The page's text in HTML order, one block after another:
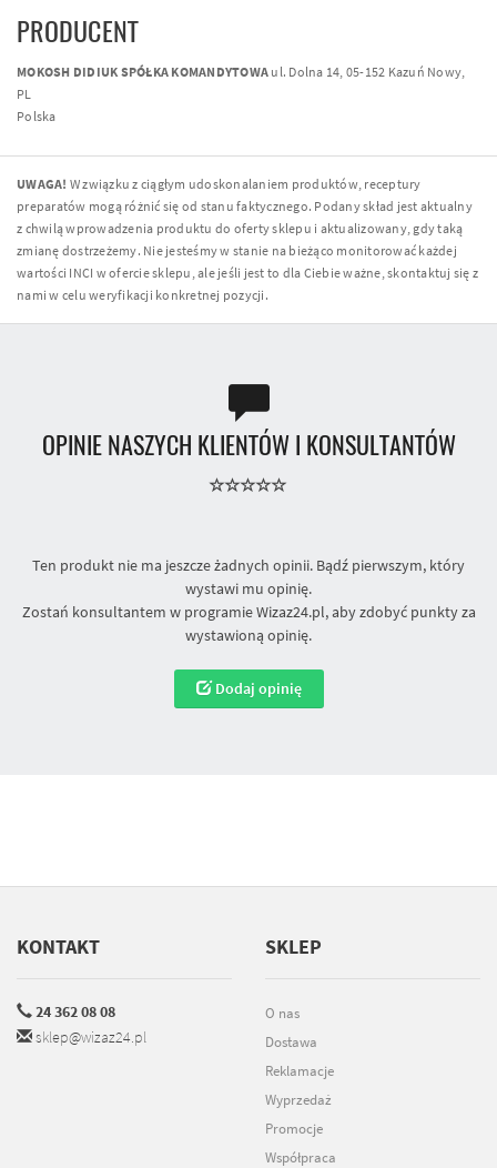
PRODUCENT
MOKOSH DIDIUK SPÓŁKA KOMANDYTOWA ul. Dolna 14, 05-152 Kazuń Nowy,
PL
Polska
UWAGA! W związku z ciągłym udoskonalaniem produktów, receptury
preparatów mogą różnić się od stanu faktycznego. Podany skład jest aktualny
z chwilą wprowadzenia produktu do oferty sklepu i aktualizowany, gdy taką
zmianę dostrzeżemy. Nie jesteśmy w stanie na bieżąco monitorować każdej
wartości INCI w ofercie sklepu, ale jeśli jest to dla Ciebie ważne, skontaktuj się z
nami w celu weryfikacji konkretnej pozycji.
OPINIE NASZYCH KLIENTÓW I KONSULTANTÓW
Ten produkt nie ma jeszcze żadnych opinii. Bądź pierwszym, który
wystawi mu opinię.
Zostań konsultantem w programie Wizaz24.pl, aby zdobyć punkty za
wystawioną opinię.
Dodaj opinię
KONTAKT
24 362 08 08
sklep@wizaz24.pl
SKLEP
O nas
Dostawa
Reklamacje
Wyprzedaż
Promocje
Współpraca